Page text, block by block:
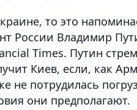
то это
России Владимир
Times. Путин
Киев, если, как
не потрудилась
они предполагают.